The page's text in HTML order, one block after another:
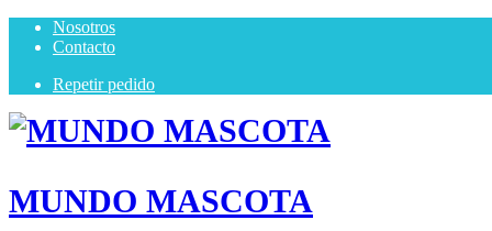
Nosotros
Contacto
Repetir pedido
MUNDO MASCOTA